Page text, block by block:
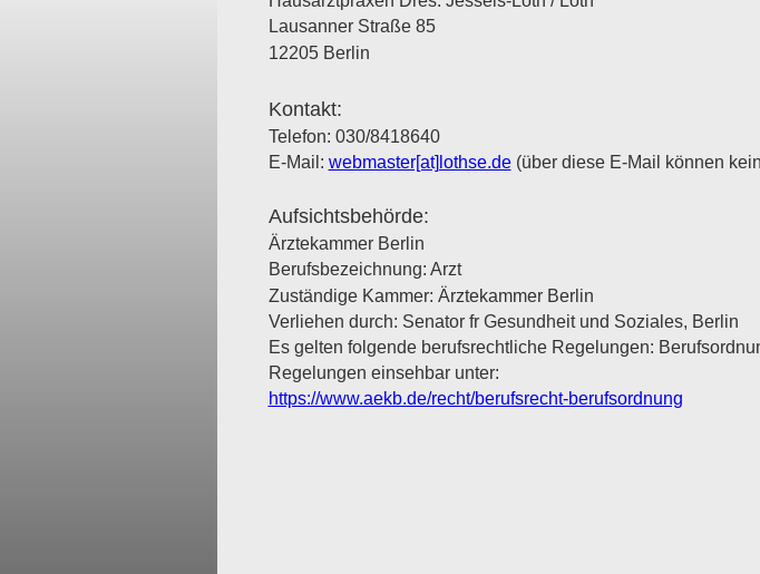
Lausanner Straße 85
12205 Berlin
Kontakt:
Telefon: 030/8418640
E-Mail: webmaster[at]lothse.de (über diese E-Mail können
Aufsichtsbehörde:
Ärztekammer Berlin
Berufsbezeichnung: Arzt
Zuständige Kammer: Ärztekammer Berlin
Verliehen durch: Senator fr Gesundheit und Soziales, Berlin
Es gelten folgende berufsrechtliche Regelungen:
Regelungen einsehbar unter:
https://www.aekb.de/recht/berufsrecht-berufsordnung